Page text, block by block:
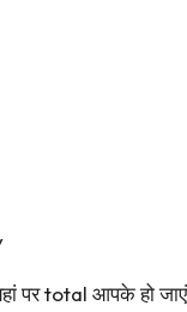
पर total आपके हो